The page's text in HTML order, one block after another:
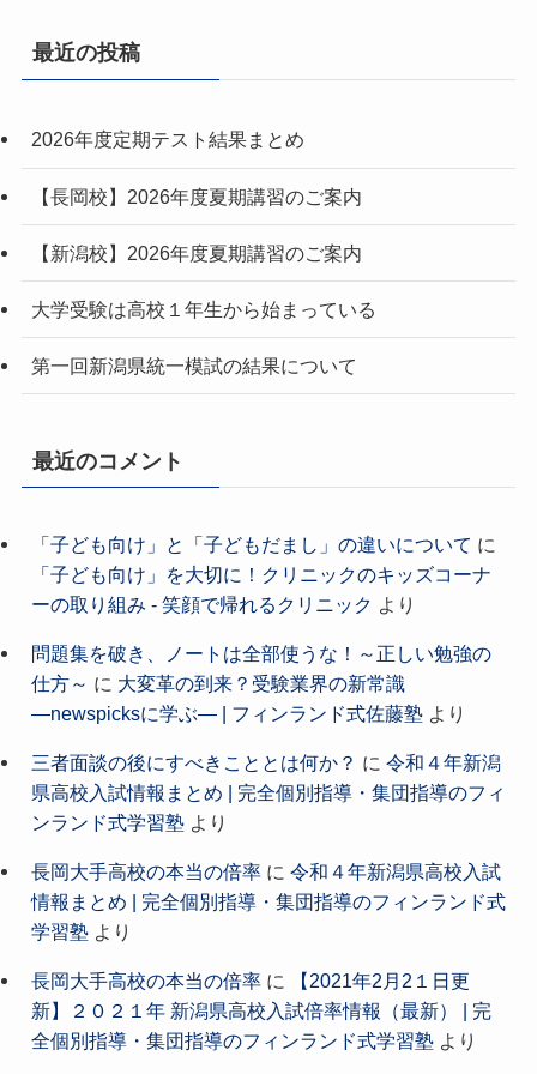
最近の投稿
2026年度定期テスト結果まとめ
【長岡校】2026年度夏期講習のご案内
【新潟校】2026年度夏期講習のご案内
大学受験は高校１年生から始まっている
第一回新潟県統一模試の結果について
最近のコメント
「子ども向け」と「子どもだまし」の違いについて に
「子ども向け」を大切に！クリニックのキッズコーナ
ーの取り組み - 笑顔で帰れるクリニック より
問題集を破き、ノートは全部使うな！～正しい勉強の
仕方～ に 大変革の到来？受験業界の新常識
―newspicksに学ぶ― | フィンランド式佐藤塾より
三者面談の後にすべきこととは何か？ に 令和４年新潟
県高校入試情報まとめ | 完全個別指導・集団指導のフィ
ンランド式学習塾より
長岡大手高校の本当の倍率に 令和４年新潟県高校入試
情報まとめ | 完全個別指導・集団指導のフィンランド式
学習塾より
長岡大手高校の本当の倍率に
【2021年2月2１日更
新】２０２１年 新潟県高校入試倍率情報（最新） | 完
全個別指導・集団指導のフィンランド式学習塾より